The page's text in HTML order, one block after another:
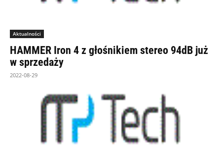
Aktualności
HAMMER Iron 4 z głośnikiem stereo 94dB już
w sprzedaży
2022-08-29